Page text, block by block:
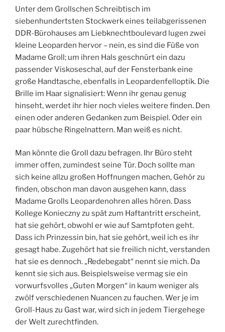
Unter dem Grollschen Schreibtisch im
siebenhundertsten Stockwerk eines teilabgerissenen
DDR-Bürohauses am Liebknechtboulevard lugen zwei
kleine Leoparden hervor – nein, es sind die Füße von
Madame Groll; um ihren Hals geschnürt ein dazu
passender Viskoseschal, auf der Fensterbank eine
große Handtasche, ebenfalls in Leopardenfelloptik. Die
Brille im Haar signalisiert: Wenn ihr genau genug
hinseht, werdet ihr hier noch vieles weitere finden. Den
einen oder anderen Gedanken zum Beispiel. Oder ein
paar hübsche Ringelnattern. Man weiß es nicht.
Man könnte die Groll dazu befragen. Ihr Büro steht
immer offen, zumindest seine Tür. Doch sollte man
sich keine allzu großen Hoffnungen machen, Gehör zu
finden, obschon man davon ausgehen kann, dass
Madame Grolls Leopardenohren alles hören. Dass
Kollege Konieczny zu spät zum Haftantritt erscheint,
hat sie gehört, obwohl er wie auf Samtpfoten geht.
Dass ich Prinzessin bin, hat sie gehört, weil ich es ihr
gesagt habe. Zugehört hat sie freilich nicht, verstanden
hat sie es dennoch. „Redebegabt“ nennt sie mich. Da
kennt sie sich aus. Beispielsweise vermag sie ein
vorwurfsvolles „Guten Morgen“ in kaum weniger als
zwölf verschiedenen Nuancen zu fauchen. Wer je im
Groll-Haus zu Gast war, wird sich in jedem Tiergehege
der Welt zurechtfinden.